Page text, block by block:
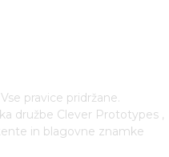
pravice pridržane.
družbe Clever Prototypes ,
in blagovne znamke